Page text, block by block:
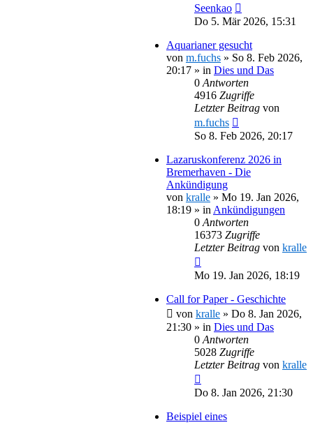
Seenkao
Do 5. Mär 2026, 15:31
Aquarianer gesucht
von m.fuchs » So 8. Feb 2026,
20:17 » in Dies und Das
0 Antworten
4916 Zugriffe
Letzter Beitrag von
m.fuchs
So 8. Feb 2026, 20:17
Lazaruskonferenz 2026 in
Bremerhaven - Die
Ankündigung
von kralle » Mo 19. Jan 2026,
18:19 » in Ankündigungen
0 Antworten
16373 Zugriffe
Letzter Beitrag von kralle
Mo 19. Jan 2026, 18:19
Call for Paper - Geschichte
von kralle » Do 8. Jan 2026,
21:30 » in Dies und Das
0 Antworten
5028 Zugriffe
Letzter Beitrag von kralle
Do 8. Jan 2026, 21:30
Beispiel eines